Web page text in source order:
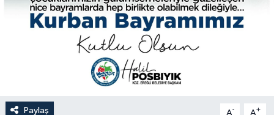
Paylaş A- A+
Devrek
Haber Arşivi